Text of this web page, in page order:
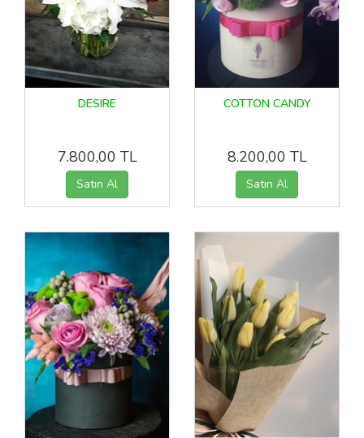
DESIRE
7.800,00 TL
COTTON CANDY
8.200,00 TL